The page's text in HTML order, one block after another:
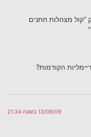
“קול מצהלות חתנים
13/08/09 בשעה 21:34